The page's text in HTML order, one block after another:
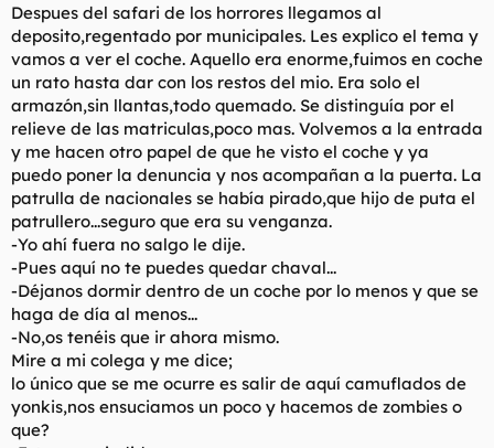
Despues del safari de los horrores llegamos al
deposito,regentado por municipales. Les explico el tema y
vamos a ver el coche. Aquello era enorme,fuimos en coche
un rato hasta dar con los restos del mio. Era solo el
armazón,sin llantas,todo quemado. Se distinguía por el
relieve de las matriculas,poco mas. Volvemos a la entrada
y me hacen otro papel de que he visto el coche y ya
puedo poner la denuncia y nos acompañan a la puerta. La
patrulla de nacionales se había pirado,que hijo de puta el
patrullero...seguro que era su venganza.
-Yo ahí fuera no salgo le dije.
-Pues aquí no te puedes quedar chaval...
-Déjanos dormir dentro de un coche por lo menos y que se
haga de día al menos...
-No,os tenéis que ir ahora mismo.
Mire a mi colega y me dice;
lo único que se me ocurre es salir de aquí camuflados de
yonkis,nos ensuciamos un poco y hacemos de zombies o
que?